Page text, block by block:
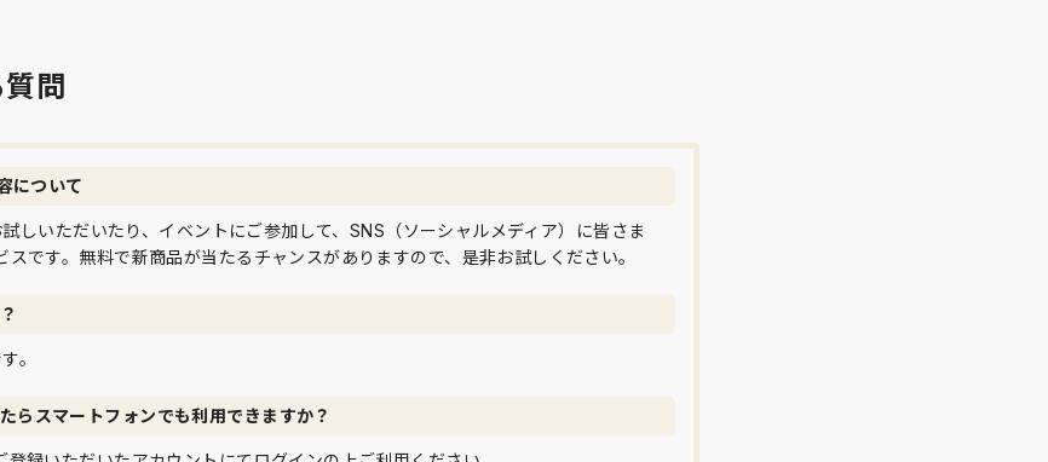
問
について
しいただいたり、イベントにご参加して、SNS（ソーシャルメディア）に皆さま
スです。無料で新商品が当たるチャンスがありますので、是非お試しください。
。
らスマートフォンでも利用できますか？